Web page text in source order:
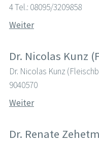
4 Tel.: 08095/3209858
Weiter
Dr. Nicolas Kunz
Dr. Nicolas Kunz
9040570
Weiter
Dr. Renate